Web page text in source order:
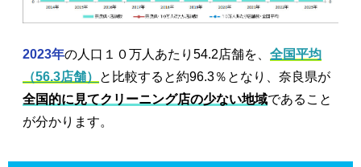
2023年の人口１０万人あたり54.2店舗を、 全国平均
（56.3店舗）
と比較すると約96.3％となり、奈良県が
全国的に見てクリーニング店の少ない地域であること
が分かります。